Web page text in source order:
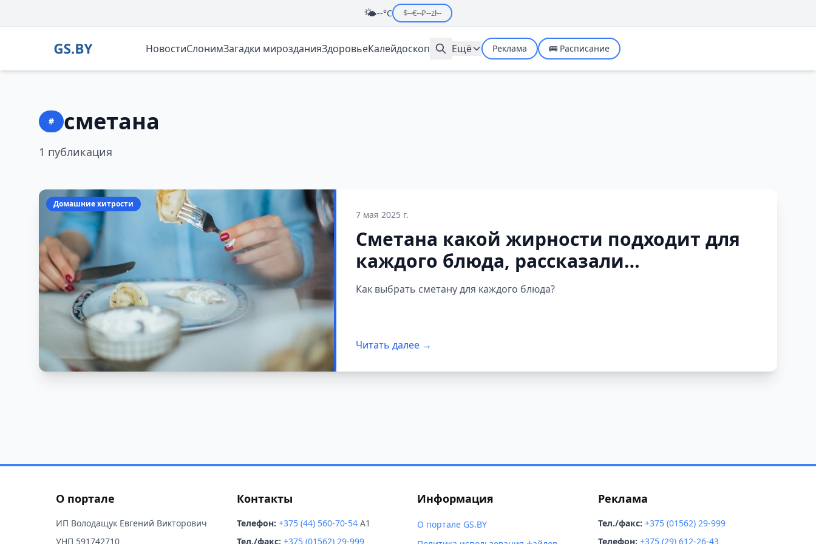
🌤️--°C $--€--₽--zł--
НовостиСлонимЗагадки мирозданияЗдоровьеКалейдоскоп Ещё Реклама 🚌 Расписание
# сметана
1 публикация
Домашние хитрости
7 мая 2025 г.
Сметана какой жирности подходит для
каждого блюда, рассказали
специалисты молочной компании
Как выбрать сметану для каждого блюда?
Читать далее →
О портале
ИП Володащук Евгений Викторович
УНП 591742710
Контакты
Телефон: +375 (44) 560-70-54A1
Тел./факс: +375 (01562) 29-999
Информация
О портале GS.BY
Реклама
Тел./факс: +375 (01562) 29-999
Телефон: +375 (29) 612-26-43